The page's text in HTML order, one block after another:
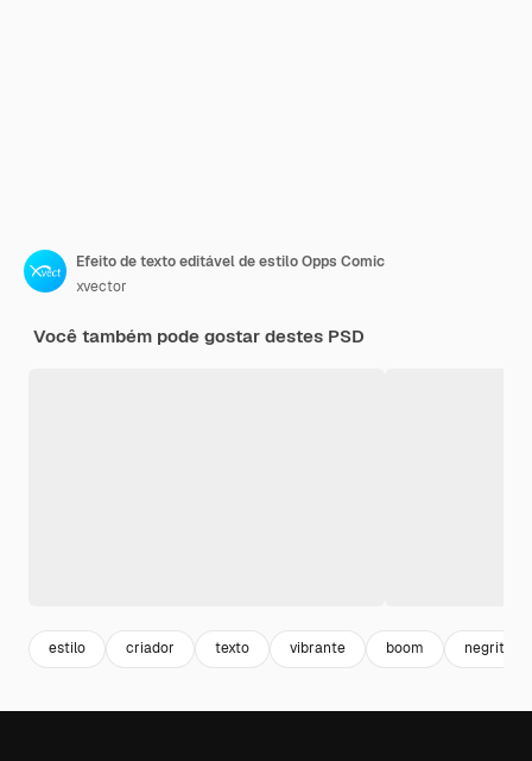
Efeito de texto editável de estilo Opps Comic
xvector
Você também pode gostar destes PSD
estilo criador texto vibrante boom negrito